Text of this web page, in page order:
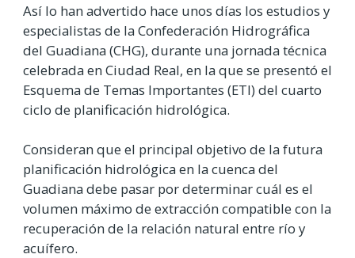
Así lo han advertido hace unos días los estudios y
especialistas de la Confederación Hidrográfica
del Guadiana (CHG), durante una jornada técnica
celebrada en Ciudad Real, en la que se presentó el
Esquema de Temas Importantes (ETI) del cuarto
ciclo de planificación hidrológica.
Consideran que el principal objetivo de la futura
planificación hidrológica en la cuenca del
Guadiana debe pasar por determinar cuál es el
volumen máximo de extracción compatible con la
recuperación de la relación natural entre río y
acuífero.